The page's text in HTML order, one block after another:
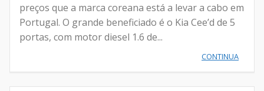
preços que a marca coreana está a levar a cabo em
Portugal. O grande beneficiado é o Kia Cee’d de 5
portas, com motor diesel 1.6 de...
CONTINUA